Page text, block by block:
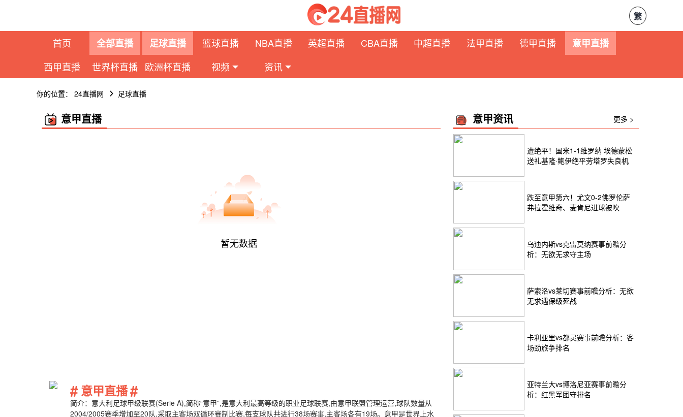
繁
首页 全部直播 足球直播 篮球直播 NBA直播 英超直播 CBA直播 中超直播 法甲直播 德甲直播
意甲直播
西甲直播
世界杯直播 欧洲杯直播 视频 资讯
你的位置： 24直播网 足球直播
意甲直播
暂无数据
#意甲直播#
简介：意大利足球甲级联赛(Serie A),简称“意甲”,是意大利最高等级的职业足球联赛,由意甲联盟管理运营,球队数量从
2004/2005赛季增加至20队,采取主客场双循环赛制比赛,每支球队共进行38场赛事,主客场各有19场。意甲是世界上水
意甲资讯 更多 >
遭绝平！国米1-1维罗纳 埃德蒙松
送礼基隆·鲍伊绝平劳塔罗失良机
跌至意甲第六！尤文0-2佛罗伦萨
弗拉霍维奇、麦肯尼进球被吹
乌迪内斯vs克雷莫纳赛事前瞻分
析：无欲无求守主场
萨索洛vs莱切赛事前瞻分析：无欲
无求遇保级死战
卡利亚里vs都灵赛事前瞻分析：客
场劲旅争排名
亚特兰大vs博洛尼亚赛事前瞻分
析：红黑军团守排名